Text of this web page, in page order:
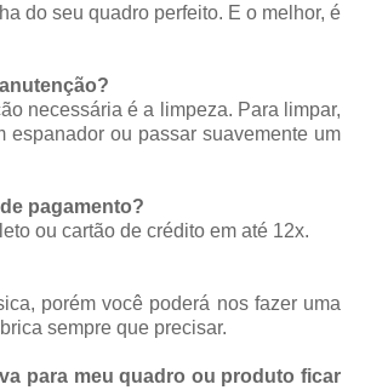
do seu quadro perfeito. E o melhor, é
necessária é a limpeza. Para limpar,
espanador ou passar suavemente um
pagamento?
ou cartão de crédito em até 12x.
porém você poderá nos fazer uma
sempre que precisar.
para meu quadro ou produto ficar